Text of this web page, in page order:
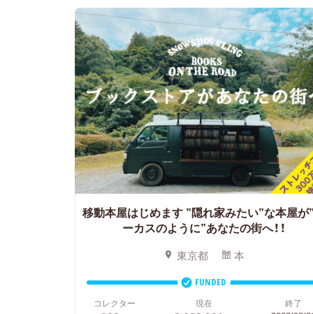
移動本屋はじめます ”隠れ家みたい”な本屋が
ーカスのように”あなたの街へ！！
東京都 本
FUNDED
コレクター
現在 終了